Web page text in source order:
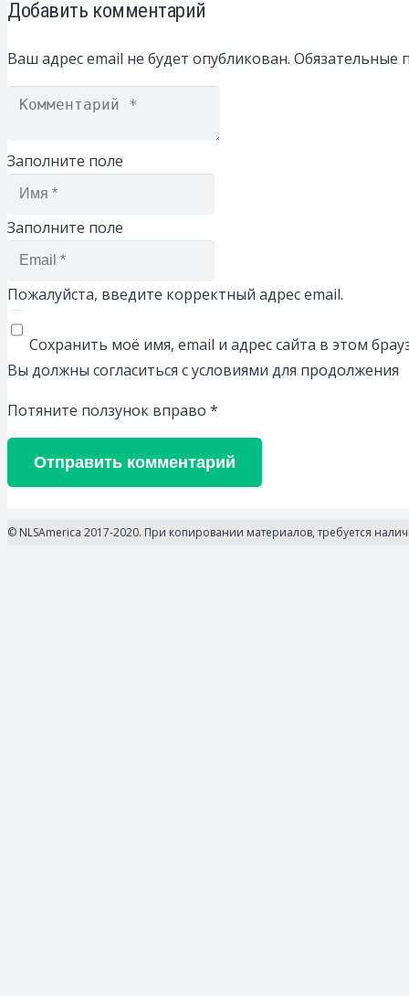
Добавить комментарий
Ваш адрес email не будет опубликован. Обязательные
Заполните поле
Заполните поле
Пожалуйста, введите корректный адрес email.
Сохранить моё имя, email и адрес сайта в этом
Вы должны согласиться с условиями для продолжения
Потяните ползунок вправо *
Отправить комментарий
© NLSAmerica 2017-2020. При копировании материалов, требуется